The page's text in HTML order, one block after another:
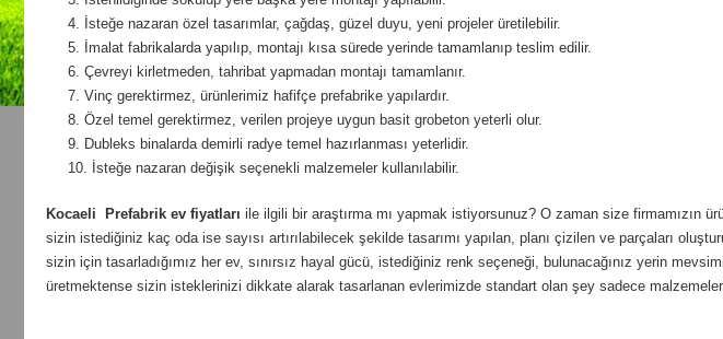
4. İsteğe nazaran özel tasarımlar, çağdaş, güzel duyu, yeni projeler üretilebilir.
5. İmalat fabrikalarda yapılıp, montajı kısa sürede yerinde tamamlanıp teslim edilir.
6. Çevreyi kirletmeden, tahribat yapmadan montajı tamamlanır.
7. Vinç gerektirmez, ürünlerimiz hafifçe prefabrike yapılardır.
8. Özel temel gerektirmez, verilen projeye uygun basit grobeton yeterli olur.
9. Dubleks binalarda demirli radye temel hazırlanması yeterlidir.
10. İsteğe nazaran değişik seçenekli malzemeler kullanılabilir.
Kocaeli Prefabrik ev fiyatları ile ilgili bir araştırma mı yapmak istiyorsunuz? O zaman size firmamızın
sizin istediğiniz kaç oda ise sayısı artırılabilecek şekilde tasarımı yapılan, planı çizilen ve parçaları
sizin için tasarladığımız her ev, sınırsız hayal gücü, istediğiniz renk seçeneği, bulunacağınız yerin
üretmektense sizin isteklerinizi dikkate alarak tasarlanan evlerimizde standart olan şey sadece